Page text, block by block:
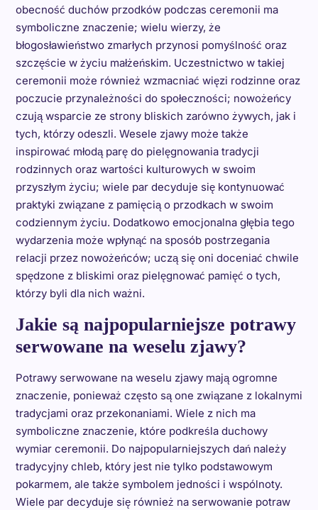
obecność duchów przodków podczas ceremonii ma
symboliczne znaczenie; wielu wierzy, że
błogosławieństwo zmarłych przynosi pomyślność oraz
szczęście w życiu małżeńskim. Uczestnictwo w takiej
ceremonii może również wzmacniać więzi rodzinne oraz
poczucie przynależności do społeczności; nowożeńcy
czują wsparcie ze strony bliskich zarówno żywych, jak i
tych, którzy odeszli. Wesele zjawy może także
inspirować młodą parę do pielęgnowania tradycji
rodzinnych oraz wartości kulturowych w swoim
przyszłym życiu; wiele par decyduje się kontynuować
praktyki związane z pamięcią o przodkach w swoim
codziennym życiu. Dodatkowo emocjonalna głębia tego
wydarzenia może wpłynąć na sposób postrzegania
relacji przez nowożeńców; uczą się oni doceniać chwile
spędzone z bliskimi oraz pielęgnować pamięć o tych,
którzy byli dla nich ważni.
Jakie są najpopularniejsze potrawy
serwowane na weselu zjawy?
Potrawy serwowane na weselu zjawy mają ogromne
znaczenie, ponieważ często są one związane z lokalnymi
tradycjami oraz przekonaniami. Wiele z nich ma
symboliczne znaczenie, które podkreśla duchowy
wymiar ceremonii. Do najpopularniejszych dań należy
tradycyjny chleb, który jest nie tylko podstawowym
pokarmem, ale także symbolem jedności i wspólnoty.
Wiele par decyduje się również na serwowanie potraw